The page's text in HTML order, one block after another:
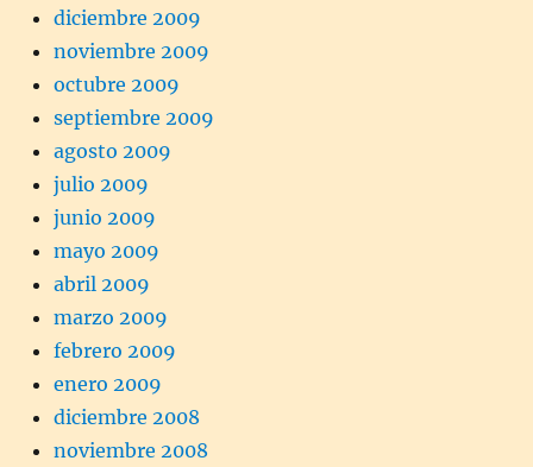
diciembre 2009
noviembre 2009
octubre 2009
septiembre 2009
agosto 2009
julio 2009
junio 2009
mayo 2009
abril 2009
marzo 2009
febrero 2009
enero 2009
diciembre 2008
noviembre 2008